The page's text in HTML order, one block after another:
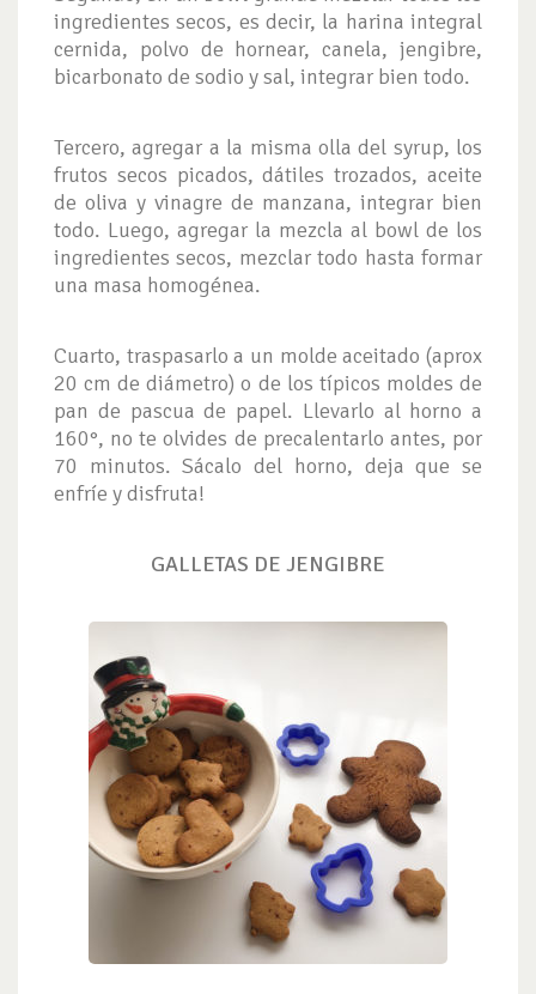
ingredientes secos, es decir, la harina integral
cernida, polvo de hornear, canela, jengibre,
bicarbonato de sodio y sal, integrar bien todo.
Tercero, agregar a la misma olla del syrup, los
frutos secos picados, dátiles trozados, aceite
de oliva y vinagre de manzana, integrar bien
todo. Luego, agregar la mezcla al bowl de los
ingredientes secos, mezclar todo hasta formar
una masa homogénea.
Cuarto, traspasarlo a un molde aceitado (aprox
20 cm de diámetro) o de los típicos moldes de
pan de pascua de papel. Llevarlo al horno a
160°, no te olvides de precalentarlo antes, por
70 minutos. Sácalo del horno, deja que se
enfríe y disfruta!
GALLETAS DE JENGIBRE